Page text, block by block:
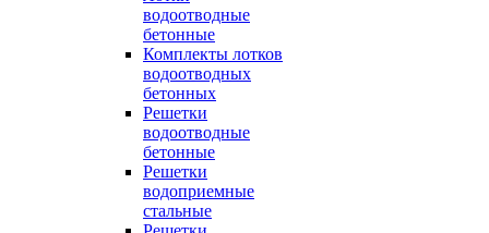
водоотводные
бетонные
Комплекты лотков
водоотводных
бетонных
Решетки
водоотводные
бетонные
Решетки
водоприемные
стальные